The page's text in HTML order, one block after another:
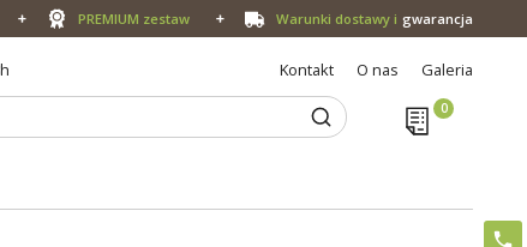
PREMIUM zestaw Warunki dostawy i gwarancja
Kontakt O nas Galeria